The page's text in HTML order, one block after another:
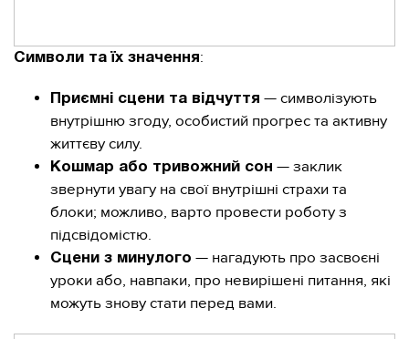
Символи та їх значення:
Приємні сцени та відчуття — символізують
внутрішню згоду, особистий прогрес та активну
життєву силу.
Кошмар або тривожний сон — заклик
звернути увагу на свої внутрішні страхи та
блоки; можливо, варто провести роботу з
підсвідомістю.
Сцени з минулого — нагадують про засвоєні
уроки або, навпаки, про невирішені питання, які
можуть знову стати перед вами.